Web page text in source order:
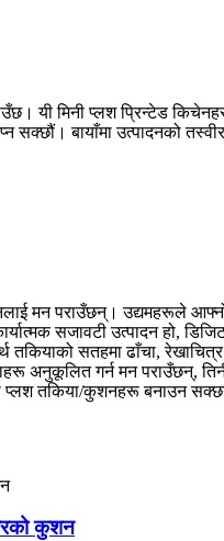
यी मिनी प्लश प्रिन्टेड
सक्छौं। बायाँमा उत्पादनको
पराउँछन्। उद्यमहरूले आफ्नो
सजावटी उत्पादन हो,
सतहमा ढाँचा,
अनुकूलित गर्न मन पराउँछन्,
प्लश तकिया/कुशनहरू बनाउन
कुशन